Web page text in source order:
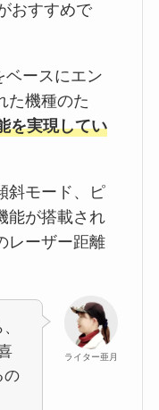
おすすめで
ベースにエン
た機種のた
を実現してい
斜モード、ピ
能が搭載され
レーザー距離
ライター亜月
の